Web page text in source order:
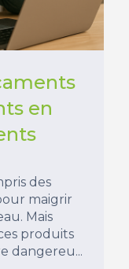
en
des
maigrir
Mais
produits
dangereu...